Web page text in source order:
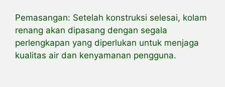
Pemasangan: Setelah konstruksi selesai, kolam
renang akan dipasang dengan segala
perlengkapan yang diperlukan untuk menjaga
kualitas air dan kenyamanan pengguna.